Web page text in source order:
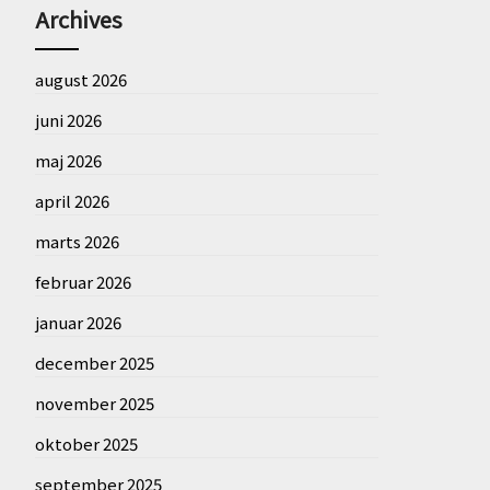
Archives
august 2026
juni 2026
maj 2026
april 2026
marts 2026
februar 2026
januar 2026
december 2025
november 2025
oktober 2025
september 2025